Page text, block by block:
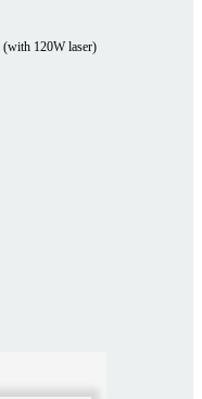
(with 120W laser)